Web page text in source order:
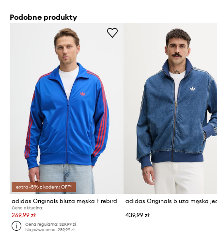
Podobne produkty
extra -5% z kodem: OFF*
adidas Originals bluza męska Firebird
Cena aktualna:
269,99 zł
Cena regularna:329,99 zł
Najniższa cena:289,99 zł
439,99 zł